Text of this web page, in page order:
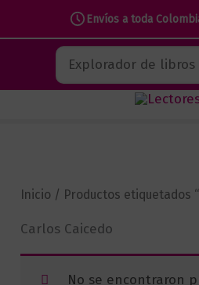
Envíos a toda
contenido
Buscar
Inicio / Productos etiquetados
Carlos Caicedo
No se encontraron